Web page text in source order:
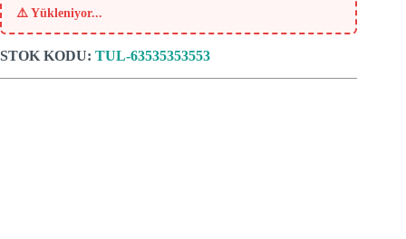
⚠️ Yükleniyor...
STOK KODU: TUL-63535353553